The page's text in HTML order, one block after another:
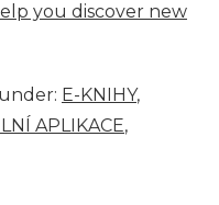
you discover new
E-KNIHY,
APLIKACE,